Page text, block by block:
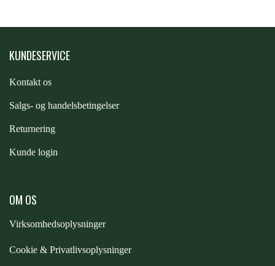
PREMIER EQUINE GROOMING & STALD
STAR TACK
KUNDESERVICE
Kontakt os
Salgs- og handelsbetingelser
Returnering
Kunde login
OM OS
Virksomhedsoplysninger
Cookie & Privatlivsoplysninger